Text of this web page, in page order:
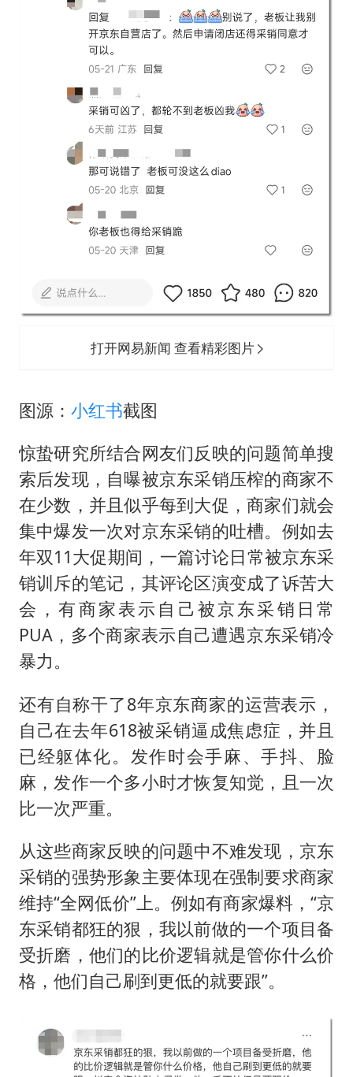
打开网易新闻 查看精彩图片
图源： 小红书截图
惊蛰研究所结合网友们反映的问题简单搜
索后发现，自曝被京东采销压榨的商家不
在少数，并且似乎每到大促，商家们就会
集中爆发一次对京东采销的吐槽。例如去
年双11大促期间，一篇讨论日常被京东采
销训斥的笔记，其评论区演变成了诉苦大
会，有商家表示自己被京东采销日常
PUA，多个商家表示自己遭遇京东采销冷
暴力。
还有自称干了8年京东商家的运营表示，
自己在去年618被采销逼成焦虑症，并且
已经躯体化。发作时会手麻、手抖、脸
麻，发作一个多小时才恢复知觉，且一次
比一次严重。
从这些商家反映的问题中不难发现，京东
采销的强势形象主要体现在强制要求商家
维持“全网低价”上。例如有商家爆料，“京
东采销都狂的狠，我以前做的一个项目备
受折磨，他们的比价逻辑就是管你什么价
格，他们自己刷到更低的就要跟”。